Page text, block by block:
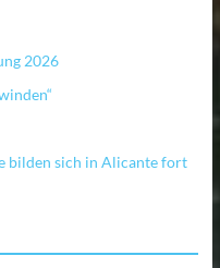
2026
bilden sich in Alicante fort